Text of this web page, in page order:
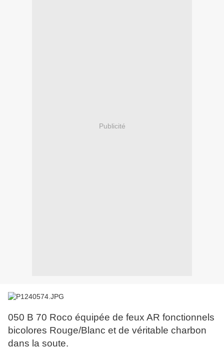
Publicité
050 B 70 Roco équipée de feux AR fonctionnels
bicolores Rouge/Blanc et de véritable charbon
dans la soute.